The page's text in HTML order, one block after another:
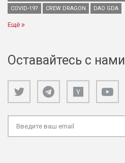
COVID-19?
CREW DRAGON DAO GDA
Ещё
Оставайтесь с нами